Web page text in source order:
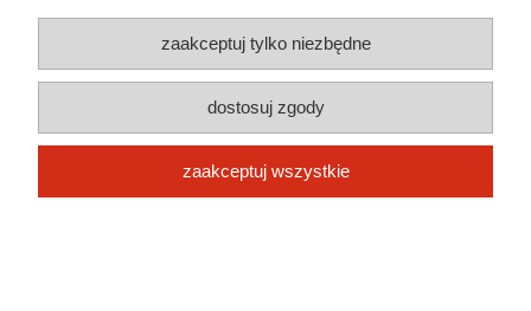
zaakceptuj tylko niezbędne
dostosuj zgody
zaakceptuj wszystkie